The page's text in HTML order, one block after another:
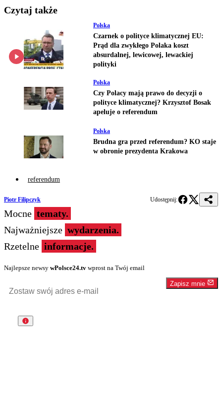
Czytaj także
Polska
Czarnek o polityce klimatycznej EU:
Prąd dla zwykłego Polaka koszt
absurdalnej, lewicowej, lewackiej
polityki
Polska
Czy Polacy mają prawo do decyzji o
polityce klimatycznej? Krzysztof Bosak
apeluje o referendum
Polska
Brudna gra przed referendum? KO staje
w obronie prezydenta Krakowa
referendum
Piotr Filipczyk Udostępnij:
Mocne tematy.
Najważniejsze wydarzenia.
Rzetelne informacje.
Najlepsze newsy wPolsce24.tv wprost na Twój email
Zapisz mnie